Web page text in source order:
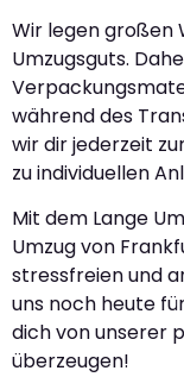
Wir legen großen
Umzugsguts.
während des
wir dir jederzeit
zu individuellen
Mit dem Lange
Umzug von
stressfreien und
uns noch heute
dich von unserer
überzeugen!